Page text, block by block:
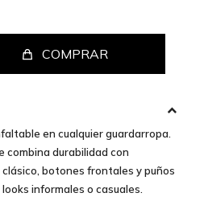
COMPRAR
en cualquier guardarropa.
durabilidad con
botones frontales y puños
informales o casuales.